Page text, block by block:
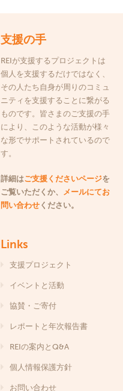
支援の手
REIが支援するプロジェクトは
個人を支援するだけではなく、
その人たち自身が周りのコミュ
ニティを支援することに繋がる
ものです。皆さまのご支援の手
により、このような活動が様々
な形でサポートされているので
す。
詳細はご支援くださいページを
ご覧いただくか、
メールにてお
問い合わせ ください。
Links
支援プロジェクト
イベントと活動
協賛・ご寄付
レポートと年次報告書
REIの案内とQ&A
個人情報保護方針
お問い合わせ